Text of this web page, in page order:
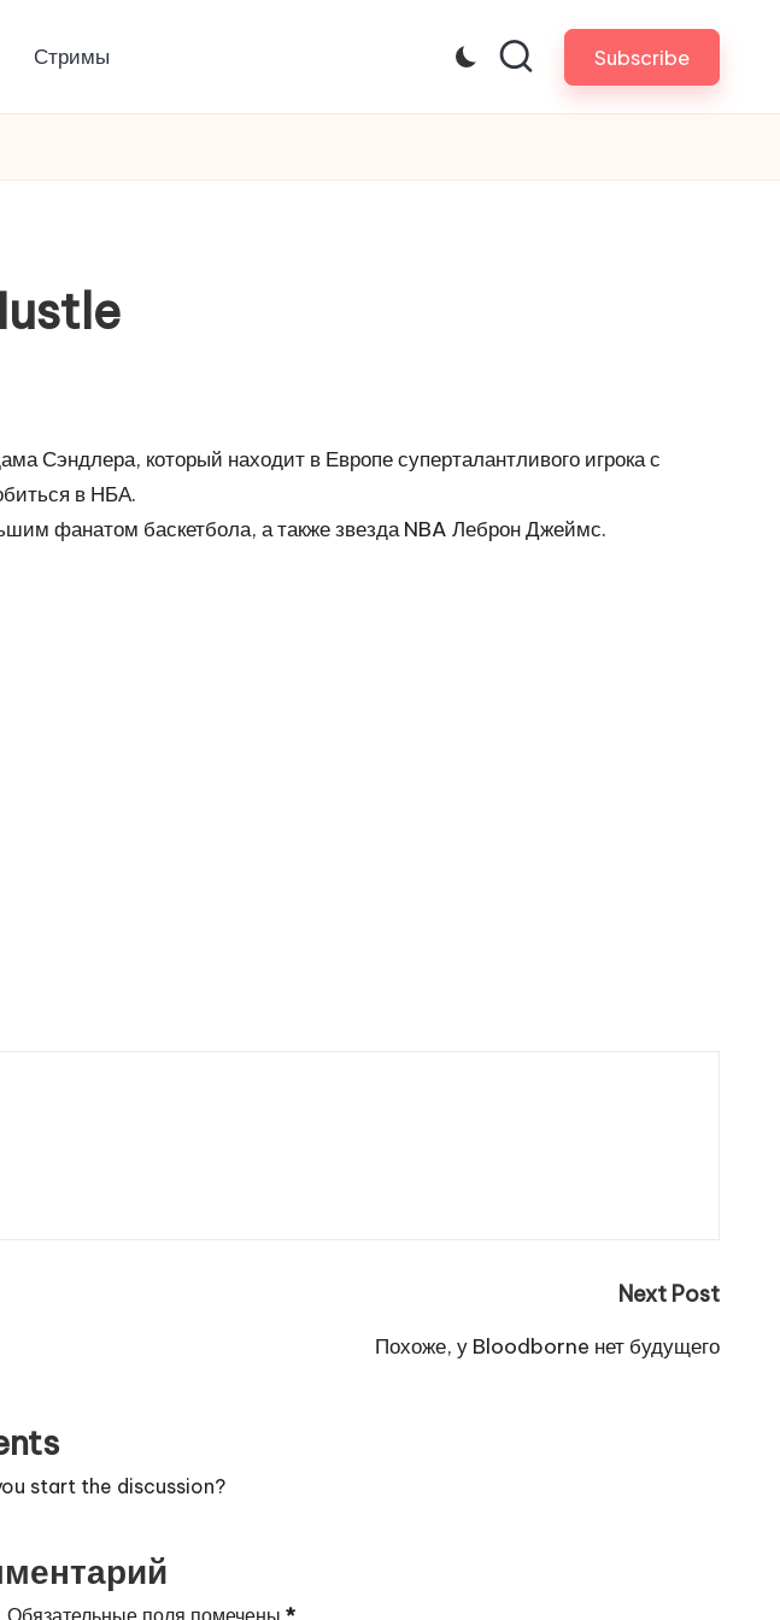
Стримы Subscribe
Сэндлера, который находит в Европе суперталантливого игрока с
в НБА.
фанатом баскетбола, а также звезда NBA Леброн Джеймс.
Next Post
Похоже, у Bloodborne нет будущего
start the discussion?
Обязательные поля помечены *